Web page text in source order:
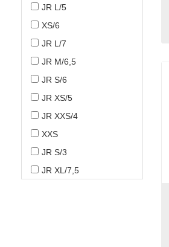
JR L/5
XS/6
JR L/7
JR M/6,5
JR S/6
JR XS/5
JR XXS/4
XXS
JR S/3
JR XL/7,5